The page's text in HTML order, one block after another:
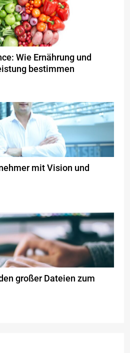
Wie Ernährung und
bestimmen
mit Vision und
großer Dateien zum